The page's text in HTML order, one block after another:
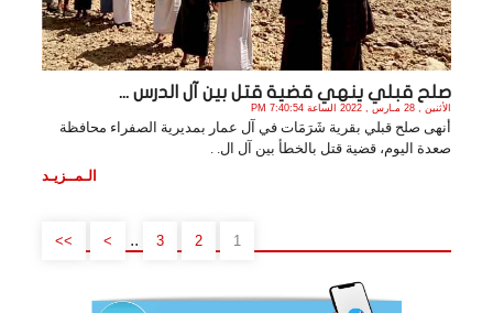
صلح قبلي ينهي قضية قتل بين آل الدرس ...
الأثنين , 28 مـارس , 2022 الساعة 7:40:54 PM
أنهى صلح قبلي بقرية شَرَمَات في آل عمار بمديرية الصفراء محافظة
صعدة اليوم، قضية قتل بالخطأ بين آل ال. .
الـمــزيـد
1
2
3
..
>
>>